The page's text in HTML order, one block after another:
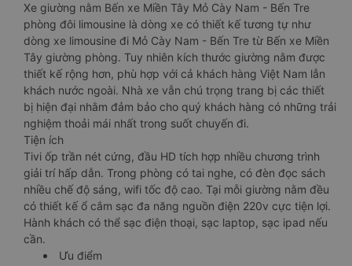
Xe giường nằm Bến xe Miền Tây Mỏ Cày Nam - Bến Tre
phòng đôi limousine là dòng xe có thiết kế tương tự như
dòng xe limousine đi Mỏ Cày Nam - Bến Tre từ Bến xe Miền
Tây giường phòng. Tuy nhiên kích thước giường nằm được
thiết kế rộng hơn, phù hợp với cả khách hàng Việt Nam lẫn
khách nước ngoài. Nhà xe vẫn chú trọng trang bị các thiết
bị hiện đại nhằm đảm bảo cho quý khách hàng có những trải
nghiệm thoải mái nhất trong suốt chuyến đi.
Tiện ích
Tivi ốp trần nét cứng, đầu HD tích hợp nhiều chương trình
giải trí hấp dẫn. Trong phòng có tai nghe, có đèn đọc sách
nhiều chế độ sáng, wifi tốc độ cao. Tại mỗi giường nằm đều
có thiết kế ổ cắm sạc đa năng nguồn điện 220v cực tiện lợi.
Hành khách có thể sạc điện thoại, sạc laptop, sạc ipad nếu
cần.
Ưu điểm